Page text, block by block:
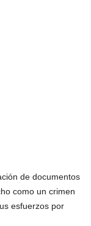
de documentos
como un crimen
esfuerzos por